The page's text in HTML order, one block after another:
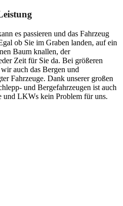
es passieren und das Fahrzeug
ob Sie im Graben landen, auf ein
Baum knallen, der
Zeit für Sie da. Bei größeren
auch das Bergen und
Fahrzeuge. Dank unserer großen
und Bergefahrzeugen ist auch
und LKWs kein Problem für uns.